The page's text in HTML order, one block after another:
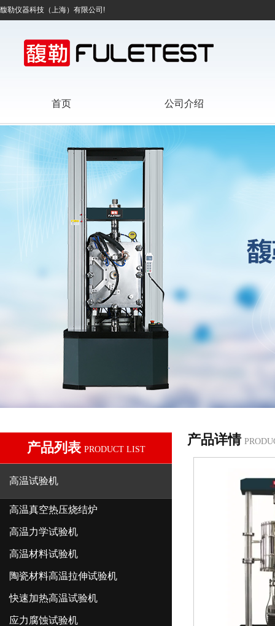
馥勒仪器科技（上海）有限公司!
首页 公司介绍
产品列表 PRODUCT LIST
高温试验机
高温真空热压烧结炉
高温力学试验机
高温材料试验机
陶瓷材料高温拉伸试验机
快速加热高温试验机
应力腐蚀试验机
产品详情